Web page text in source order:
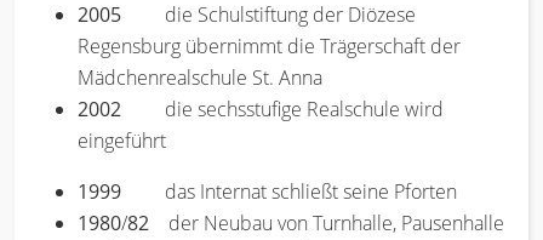
2005 die Schulstiftung der Diözese
Regensburg übernimmt die Trägerschaft der
Mädchenrealschule St. Anna
2002 die sechsstufige Realschule wird
eingeführt
1999 das Internat schließt seine Pforten
1980/82 der Neubau von Turnhalle, Pausenhalle